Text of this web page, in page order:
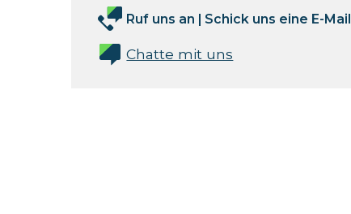
Ruf uns an | Schick uns eine E-Mail
Chatte mit uns